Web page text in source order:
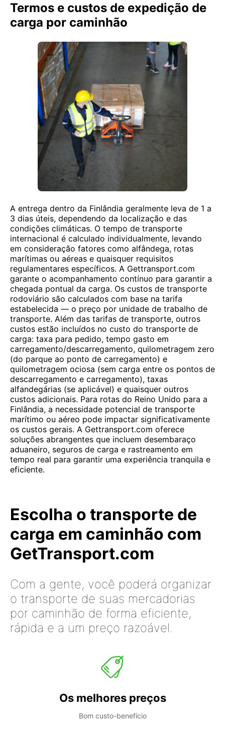
Termos e custos de expedição de
carga por caminhão
A entrega dentro da Finlândia geralmente leva de 1 a
3 dias úteis, dependendo da localização e das
condições climáticas. O tempo de transporte
internacional é calculado individualmente, levando
em consideração fatores como alfândega, rotas
marítimas ou aéreas e quaisquer requisitos
regulamentares específicos. A Gettransport.com
garante o acompanhamento contínuo para garantir a
chegada pontual da carga. Os custos de transporte
rodoviário são calculados com base na tarifa
estabelecida — o preço por unidade de trabalho de
transporte. Além das tarifas de transporte, outros
custos estão incluídos no custo do transporte de
carga: taxa para pedido, tempo gasto em
carregamento/descarregamento, quilometragem zero
(do parque ao ponto de carregamento) e
quilometragem ociosa (sem carga entre os pontos de
descarregamento e carregamento), taxas
alfandegárias (se aplicável) e quaisquer outros
custos adicionais. Para rotas do Reino Unido para a
Finlândia, a necessidade potencial de transporte
marítimo ou aéreo pode impactar significativamente
os custos gerais. A Gettransport.com oferece
soluções abrangentes que incluem desembaraço
aduaneiro, seguros de carga e rastreamento em
tempo real para garantir uma experiência tranquila e
eficiente.
Escolha o transporte de
carga em caminhão com
GetTransport.com
Com a gente, você poderá organizar
o transporte de suas mercadorias
por caminhão de forma eficiente,
rápida e a um preço razoável.
Os melhores preços
Bom custo-benefício